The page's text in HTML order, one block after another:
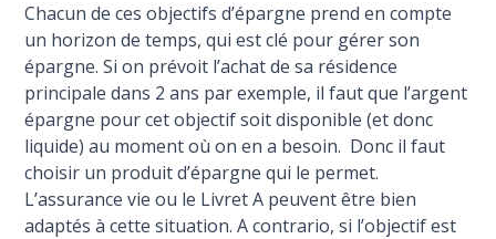
Chacun de ces objectifs d’épargne prend en compte
un horizon de temps, qui est clé pour gérer son
épargne. Si on prévoit l’achat de sa résidence
principale dans 2 ans par exemple, il faut que l’argent
épargne pour cet objectif soit disponible (et donc
liquide) au moment où on en a besoin. Donc il faut
choisir un produit d’épargne qui le permet.
L’assurance vie ou le Livret A peuvent être bien
adaptés à cette situation. A contrario, si l’objectif est